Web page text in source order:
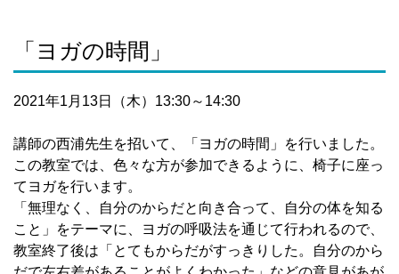
「ヨガの時間」
2021年1月13日（木）13:30～14:30
講師の西浦先生を招いて、「ヨガの時間」を行いました。
この教室では、色々な方が参加できるように、椅子に座っ
てヨガを行います。
「無理なく、自分のからだと向き合って、自分の体を知る
こと」をテーマに、ヨガの呼吸法を通じて行われるので、
教室終了後は「とてもからだがすっきりした。自分のから